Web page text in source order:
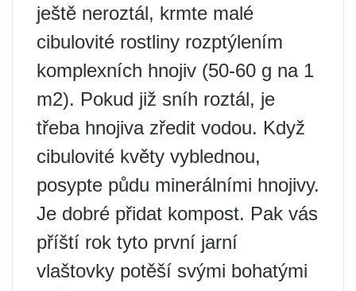
ještě neroztál, krmte malé
cibulovité rostliny rozptýlením
komplexních hnojiv (50-60 g na 1
m2). Pokud již sníh roztál, je
třeba hnojiva zředit vodou. Když
cibulovité květy vyblednou,
posypte půdu minerálními hnojivy.
Je dobré přidat kompost. Pak vás
příští rok tyto první jarní
vlaštovky potěší svými bohatými